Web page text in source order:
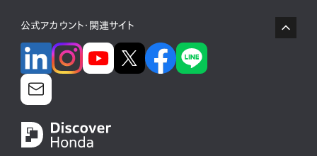
公式アカウント・関連サイト